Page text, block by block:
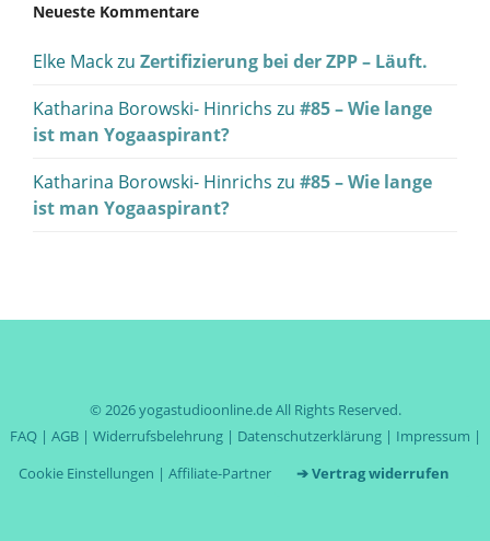
Neueste Kommentare
Elke Mackzu Zertifizierung bei der ZPP – Läuft.
Katharina Borowski- Hinrichs zu #85 – Wie lange
ist man Yogaaspirant?
Katharina Borowski- Hinrichs zu #85 – Wie lange
ist man Yogaaspirant?
© 2026yogastudioonline.deAll Rights Reserved.
FAQ| AGB| Widerrufsbelehrung| Datenschutzerklärung| Impressum |
Cookie Einstellungen | Affiliate-Partner ➔ Vertrag widerrufen